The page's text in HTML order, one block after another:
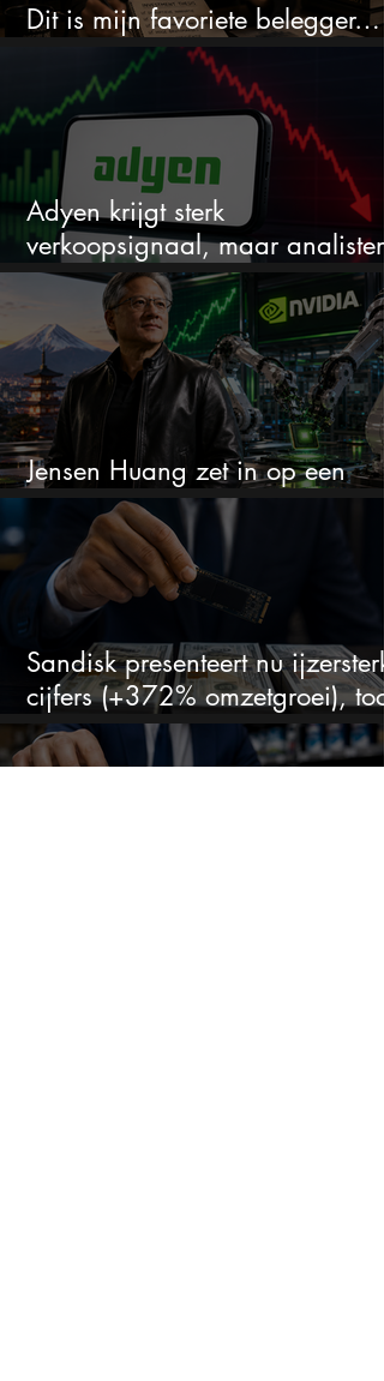
Dit is mijn favoriete belegger…
en het is niet Warren Buffett
Adyen krijgt sterk
verkoopsignaal, maar analisten
zien juist een koopkans
Jensen Huang zet in op een
aandeel dat bijna niemand kent
Sandisk presenteert nu
cijfers (+372% omzetgroei), toch
zakt het aandeel weg